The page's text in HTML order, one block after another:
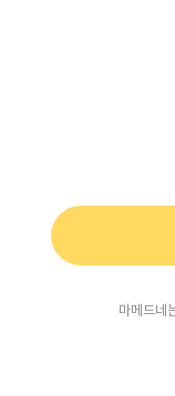
마메드네